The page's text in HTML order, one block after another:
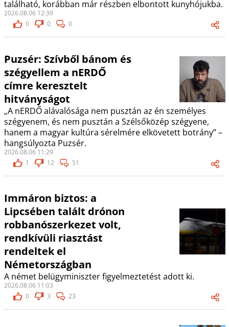
található, korábban már részben elbontott kunyhójukba.
2026.08.06 12:39
0
0 0
Puzsér: Szívből bánom és
szégyellem a nERDŐ
címre keresztelt
hitványságot
„A nERDŐ alávalósága nem pusztán az én személyes
szégyenem, és nem pusztán a Szélsőközép szégyene,
hanem a magyar kultúra sérelmére elkövetett botrány” –
hangsúlyozta Puzsér.
2026.08.06 11:29
1
12 51
Immáron biztos: a
Lipcsében talált drónon
robbanószerkezet volt,
rendkívüli riasztást
rendeltek el
Németországban
A német belügyminiszter figyelmeztetést adott ki.
2026.08.06 11:03
0
3 23